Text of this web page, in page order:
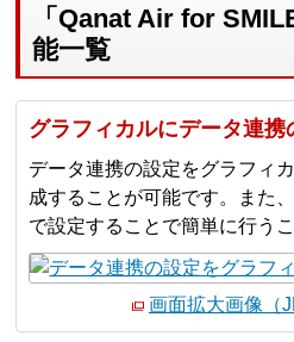
「Qanat Air for
能一覧
グラフィカルにデータ連携
データ連携の設定をグラフィ
成することが可能です。また
で設定することで簡単に行う
画面拡大画像（